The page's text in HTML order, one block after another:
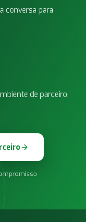
conversa para
de parceiro.